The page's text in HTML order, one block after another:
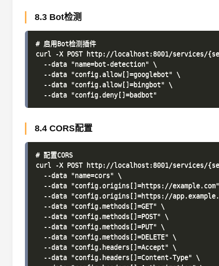
8.3 Bot检测
# 启用Bot检测插件
curl -X POST http://localhost:8001/services/
  --data "name=bot-detection" \
  --data "config.allow[]=googlebot" \
  --data "config.allow[]=bingbot" \
8.4 CORS配置
# 配置CORS
curl -X POST http://localhost:8001/services/
  --data "name=cors" \
--data "config.origins[]=https://
--data "config.origins[]=https://
  --data "config.methods[]=GET" \
  --data "config.methods[]=POST" \
  --data "config.methods[]=PUT" \
  --data "config.methods[]=DELETE" \
  --data "config.headers[]=Accept" \
  --data "config.headers[]=Content-Type" \